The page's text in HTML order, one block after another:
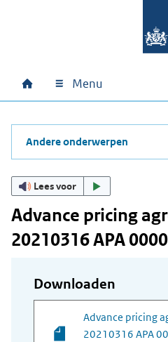
Hoofdnavigatie
Home Menu
Andere onderwerpen
Lees voor
Advance pricing
20210316 APA
Downloaden
Advance pricing
20210316 APA